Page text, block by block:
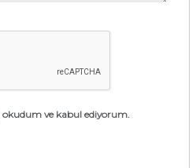
okudum ve kabul ediyorum.